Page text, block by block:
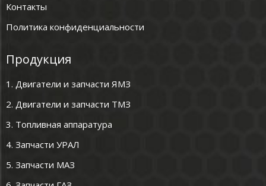
Контакты
Политика конфиденциальности
Продукция
1. Двигатели и запчасти ЯМЗ
2. Двигатели и запчасти ТМЗ
3. Топливная аппаратура
4. Запчасти УРАЛ
5. Запчасти МАЗ